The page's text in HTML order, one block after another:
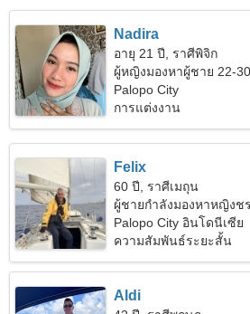
Nadira
อายุ 21 ปี, ราศีพิจิก
ผู้หญิงมองหาผู้ชาย 22-30
Palopo City
การแต่งงาน
Felix
60 ปี, ราศีเมถุน
ผู้ชายกำลังมองหาหญิงช
Palopo City อินโดนีเซีย
ความสัมพันธ์ระยะสั้น
Aldi